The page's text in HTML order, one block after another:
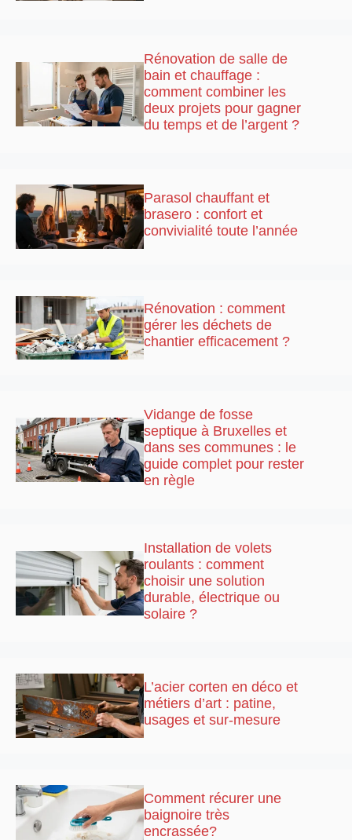
Rénovation de salle de
bain et chauffage :
comment combiner les
deux projets pour gagner
du temps et de l’argent ?
Parasol chauffant et
brasero : confort et
convivialité toute l’année
Rénovation : comment
gérer les déchets de
chantier efficacement ?
Vidange de fosse
septique à Bruxelles et
dans ses communes : le
guide complet pour rester
en règle
Installation de volets
roulants : comment
choisir une solution
durable, électrique ou
solaire ?
L’acier corten en déco et
métiers d’art : patine,
usages et sur-mesure
Comment récurer une
baignoire très
encrassée?